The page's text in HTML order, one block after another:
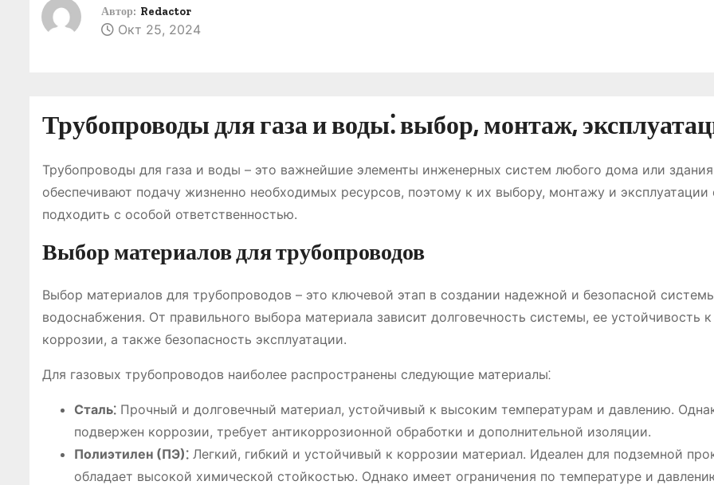
Автор: Redactor
Окт 25, 2024
Трубопроводы для газа и воды⁚ выбор, монтаж,
Трубопроводы для газа и воды – это важнейшие элементы инженерных систем любого дома или
обеспечивают подачу жизненно необходимых ресурсов, поэтому к их выбору, монтажу и эксплуатации
подходить с особой ответственностью.
Выбор материалов для трубопроводов
Выбор материалов для трубопроводов – это ключевой этап в создании надежной и безопасной
водоснабжения. От правильного выбора материала зависит долговечность системы, ее устойчивость к
коррозии, а также безопасность эксплуатации.
Для газовых трубопроводов наиболее распространены следующие материалы⁚
Сталь⁚ Прочный и долговечный материал, устойчивый к высоким температурам и давлению.
подвержен коррозии, требует антикоррозионной обработки и дополнительной изоляции.
Полиэтилен (ПЭ)⁚ Легкий, гибкий и устойчивый к коррозии материал. Идеален для подземной
обладает высокой химической стойкостью. Однако имеет ограничения по температуре и